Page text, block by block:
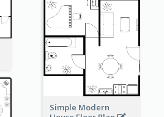
Simple Modern